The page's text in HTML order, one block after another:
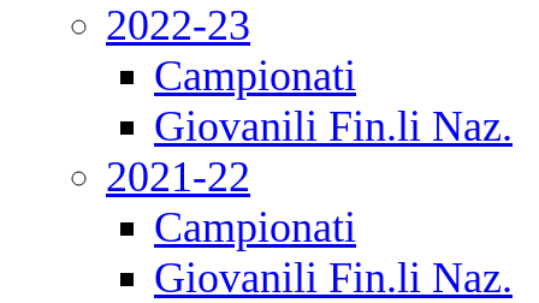
2022-23
Campionati
Giovanili Fin.li Naz.
2021-22
Campionati
Giovanili Fin.li Naz.